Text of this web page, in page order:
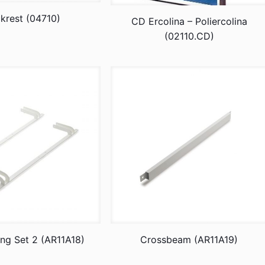
(04710)
CD Ercolina – Poliercolina
(02110.CD)
Set 2 (AR11A18) Crossbeam (AR11A19)